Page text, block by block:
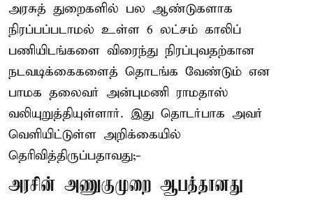
அரசுத் துறைகளில் பல ஆண்டுகளாக
நிரப்பப்படாமல் உள்ள 6 லட்சம் காலிப்
பணியிடங்களை விரைந்து நிரப்புவதற்கான
நடவடிக்கைகளைத் தொடங்க வேண்டும் என
பாமக தலைவர் அன்புமணி ராமதாஸ்
வலியுறுத்தியுள்ளார். இது தொடர்பாக அவர்
வெளியிட்டுள்ள அறிக்கையில்
தெரிவித்திருப்பதாவது;-
அரசின் அணுகுமுறை ஆபத்தானது